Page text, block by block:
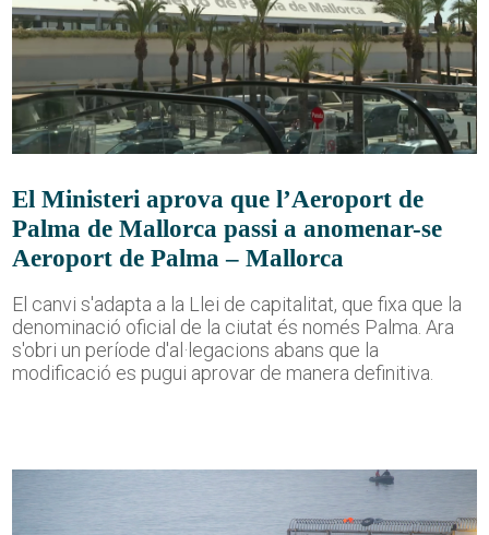
El Ministeri aprova que l’Aeroport de
Palma de Mallorca passi a anomenar-se
Aeroport de Palma – Mallorca
El canvi s'adapta a la Llei de capitalitat, que fixa que la
denominació oficial de la ciutat és només Palma. Ara
s'obri un període d'al·legacions abans que la
modificació es pugui aprovar de manera definitiva.